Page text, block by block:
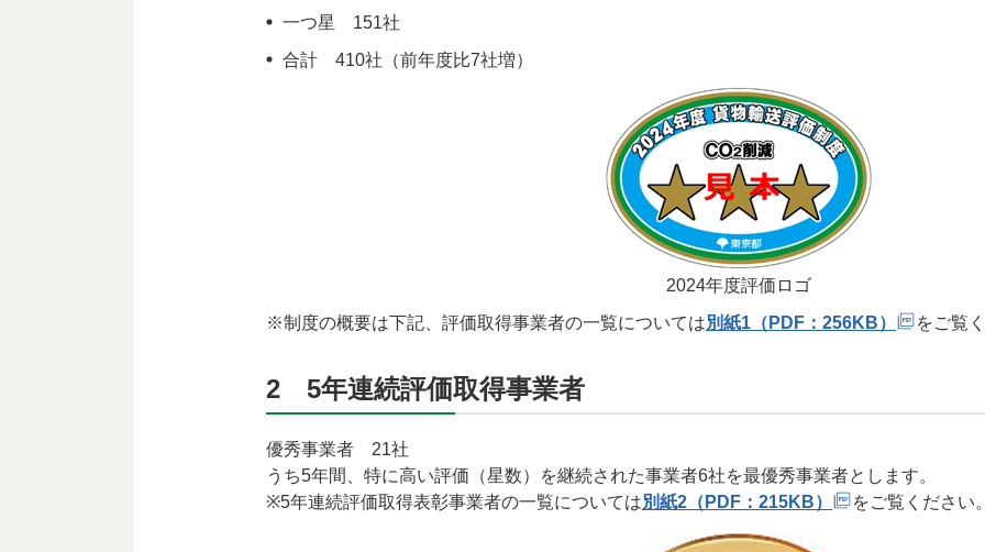
一つ星 151社
合計 410社（前年度比7社増）
2024年度評価ロゴ
※制度の概要は下記、評価取得事業者の一覧については別紙1（PDF：256KB） をご覧
2 5年連続評価取得事業者
優秀事業者 21社
うち5年間、特に高い評価（星数）を継続された事業者6社を最優秀事業者とします。
※5年連続評価取得表彰事業者の一覧については別紙2（PDF：215KB） をご覧ください